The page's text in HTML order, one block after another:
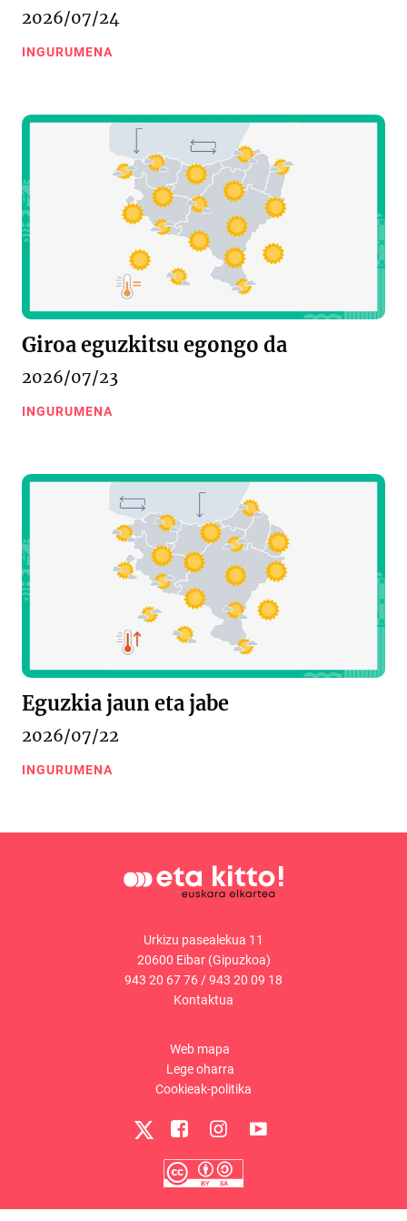
2026/07/24
INGURUMENA
Giroa eguzkitsu egongo da
2026/07/23
INGURUMENA
Eguzkia jaun eta jabe
2026/07/22
INGURUMENA
Urkizu pasealekua 11
20600 Eibar (Gipuzkoa)
943 20 67 76 /943 20 09 18
Kontaktua
Web mapa
Lege oharra
Cookieak-politika